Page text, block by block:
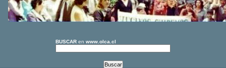
BUSCAR en www.olca.cl